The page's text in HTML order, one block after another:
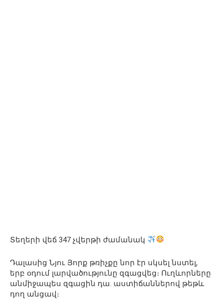
Տեղերի վեճ 347 չվերթի ժամանակ
Դալասից Նյու Յորք թռիչքը նոր էր սկսել նստել,
երբ օդում լարվածությունը զգացվեց։ Ուղևորները
անմիջապես զգացին դա. աստիճաններով թեթև
դող անցավ։